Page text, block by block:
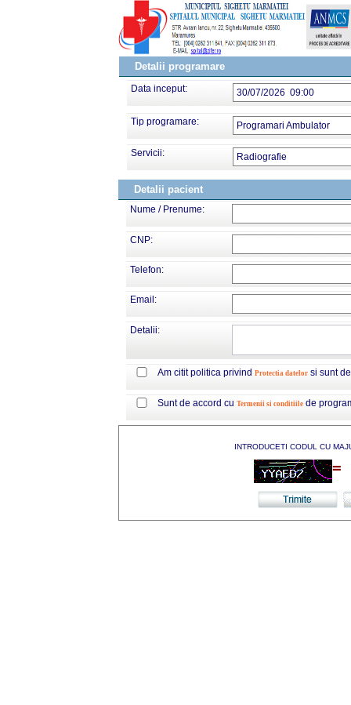
Detalii programare
Data inceput: 30/07/2026 09:00
Tip programare: Programari Ambulator
Servicii: Radiografie
Detalii pacient
Nume / Prenume:
CNP:
Telefon:
Email:
Detalii:
Am citit politica privind Protectia datelor si sunt
Sunt de accord cu Termenii si conditiile de
INTRODUCETI CODUL CU
=